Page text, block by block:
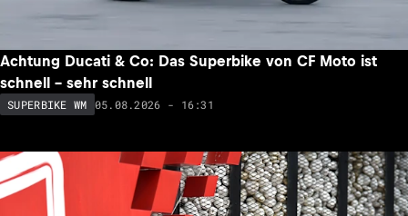
Achtung Ducati & Co: Das Superbike von CF Moto ist
schnell – sehr schnell
SUPERBIKE WM 05.08.2026 - 16:31